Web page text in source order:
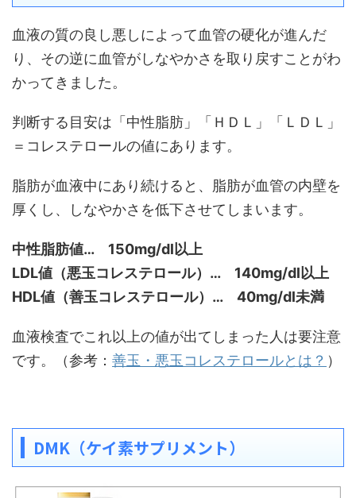
血液の質の良し悪しによって血管の硬化が進んだ
り、その逆に血管がしなやかさを取り戻すことがわ
かってきました。
判断する目安は「中性脂肪」「ＨＤＬ」「ＬＤＬ」
＝コレステロールの値にあります。
脂肪が血液中にあり続けると、脂肪が血管の内壁を
厚くし、しなやかさを低下させてしまいます。
中性脂肪値… 150mg/dl以上
LDL値（悪玉コレステロール）… 140mg/dl以上
HDL値（善玉コレステロール）… 40mg/dl未満
血液検査でこれ以上の値が出てしまった人は要注意
です。（参考： 善玉・悪玉コレステロールとは？ ）
DMK（ケイ素サプリメント）